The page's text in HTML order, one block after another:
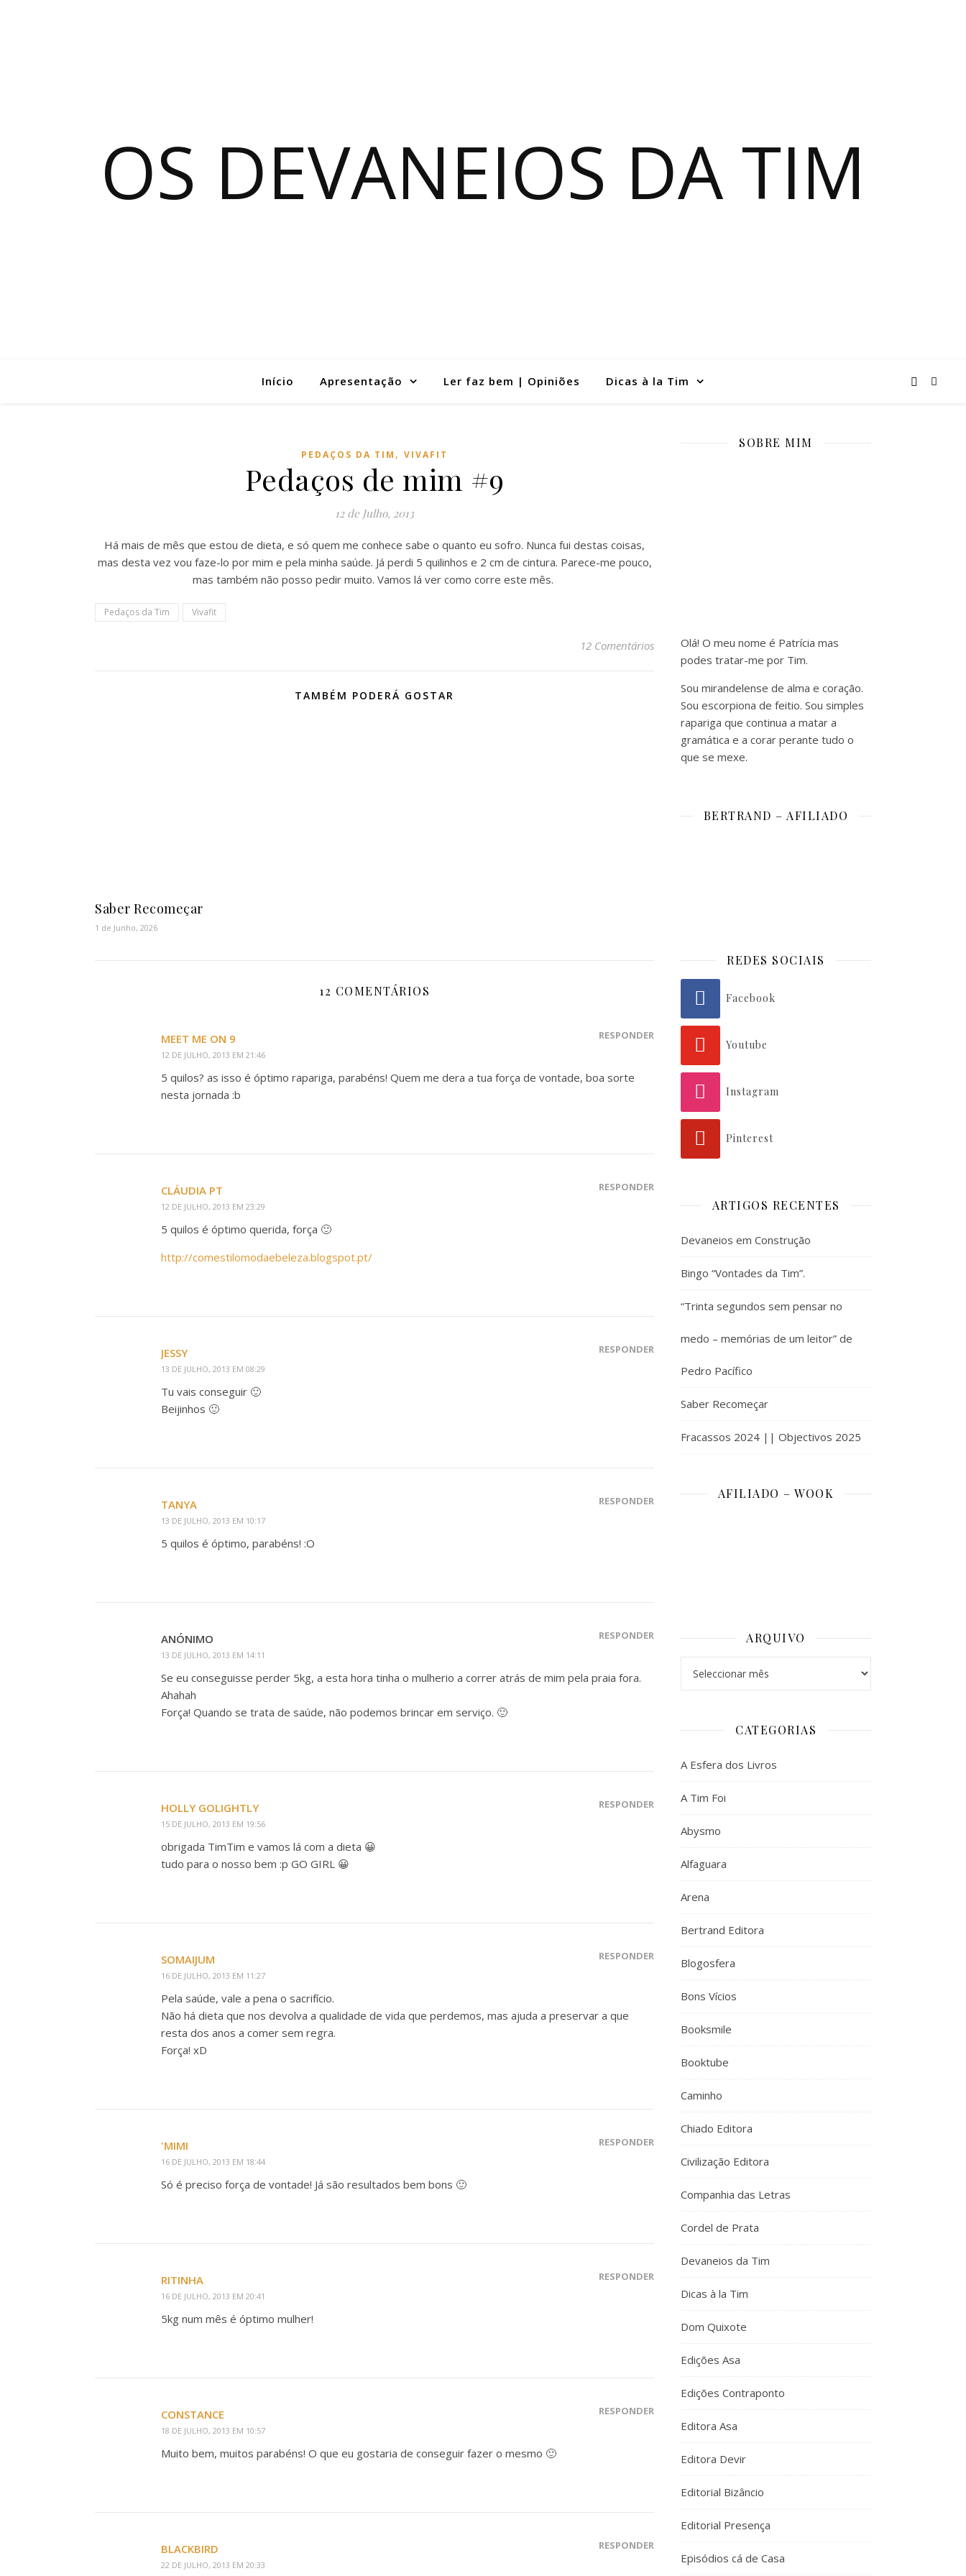
OS DEVANEIOS DA TIM
Início Apresentação Ler faz bem | Opiniões Dicas à la Tim
PEDAÇOS DA TIM , VIVAFIT
Pedaços de mim #9
12 de Julho, 2013
Há mais de mês que estou de dieta, e só quem me conhece sabe o quanto eu sofro. Nunca fui destas coisas,
mas desta vez vou faze-lo por mim e pela minha saúde. Já perdi 5 quilinhos e 2 cm de cintura. Parece-me pouco,
mas também não posso pedir muito. Vamos lá ver como corre este mês.
Pedaços da Tim Vivafit
12 Comentários
TAMBÉM PODERÁ GOSTAR
Saber Recomeçar
1 de Junho, 2026
12 COMENTÁRIOS
MEET ME ON 9
12 DE JULHO, 2013 EM 21:46
RESPONDER
5 quilos? as isso é óptimo rapariga, parabéns! Quem me dera a tua força de vontade, boa sorte
nesta jornada :b
CLÁUDIA PT
12 DE JULHO, 2013 EM 23:29
RESPONDER
5 quilos é óptimo querida, força 🙂
http://comestilomodaebeleza.blogspot.pt/
JESSY
13 DE JULHO, 2013 EM 08:29
RESPONDER
Tu vais conseguir 🙂
Beijinhos 🙂
TANYA
13 DE JULHO, 2013 EM 10:17
RESPONDER
5 quilos é óptimo, parabéns! :O
ANÓNIMO
13 DE JULHO, 2013 EM 14:11
RESPONDER
Se eu conseguisse perder 5kg, a esta hora tinha o mulherio a correr atrás de mim pela praia fora.
Ahahah
Força! Quando se trata de saúde, não podemos brincar em serviço. 🙂
HOLLY GOLIGHTLY
15 DE JULHO, 2013 EM 19:56
RESPONDER
obrigada TimTim e vamos lá com a dieta 😀
tudo para o nosso bem :p GO GIRL 😀
SOMAIJUM
16 DE JULHO, 2013 EM 11:27
RESPONDER
Pela saúde, vale a pena o sacrifício.
Não há dieta que nos devolva a qualidade de vida que perdemos, mas ajuda a preservar a que
resta dos anos a comer sem regra.
Força! xD
'MIMI
16 DE JULHO, 2013 EM 18:44
RESPONDER
Só é preciso força de vontade! Já são resultados bem bons 🙂
RITINHA
16 DE JULHO, 2013 EM 20:41
RESPONDER
5kg num mês é óptimo mulher!
CONSTANCE
18 DE JULHO, 2013 EM 10:57
RESPONDER
Muito bem, muitos parabéns! O que eu gostaria de conseguir fazer o mesmo 🙂
BLACKBIRD
22 DE JULHO, 2013 EM 20:33
RESPONDER
SOBRE MIM
Olá! O meu nome é Patrícia mas
podes tratar-me por Tim.
Sou mirandelense de alma e coração.
Sou escorpiona de feitio. Sou simples
rapariga que continua a matar a
gramática e a corar perante tudo o
que se mexe.
BERTRAND – AFILIADO
REDES SOCIAIS
Facebook
Youtube
Instagram
Pinterest
ARTIGOS RECENTES
Devaneios em Construção
Bingo “Vontades da Tim”.
“Trinta segundos sem pensar no
medo – memórias de um leitor” de
Pedro Pacífico
Saber Recomeçar
Fracassos 2024 || Objectivos 2025
AFILIADO – WOOK
ARQUIVO
CATEGORIAS
A Esfera dos Livros
A Tim Foi
Abysmo
Alfaguara
Arena
Bertrand Editora
Blogosfera
Bons Vícios
Booksmile
Booktube
Caminho
Chiado Editora
Civilização Editora
Companhia das Letras
Cordel de Prata
Devaneios da Tim
Dicas à la Tim
Dom Quixote
Edições Asa
Edições Contraponto
Editora Asa
Editora Devir
Editorial Bizâncio
Editorial Presença
Episódios cá de Casa